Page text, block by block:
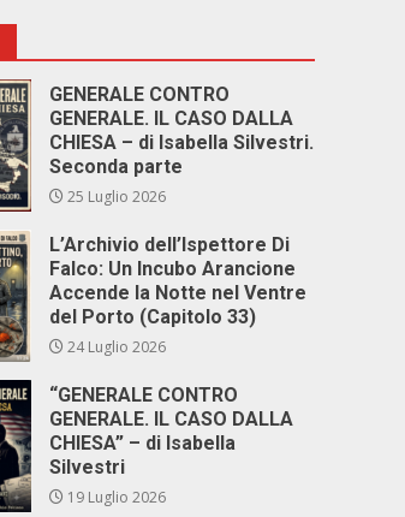
GENERALE CONTRO
GENERALE. IL CASO DALLA
CHIESA – di Isabella Silvestri.
Seconda parte
25 Luglio 2026
L’Archivio dell’Ispettore Di
Falco: Un Incubo Arancione
Accende la Notte nel Ventre
del Porto (Capitolo 33)
24 Luglio 2026
“GENERALE CONTRO
GENERALE. IL CASO DALLA
CHIESA” – di Isabella
Silvestri
19 Luglio 2026